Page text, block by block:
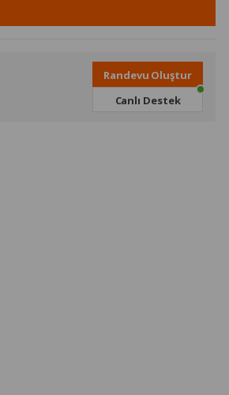
Randevu Oluştur
Canlı Destek